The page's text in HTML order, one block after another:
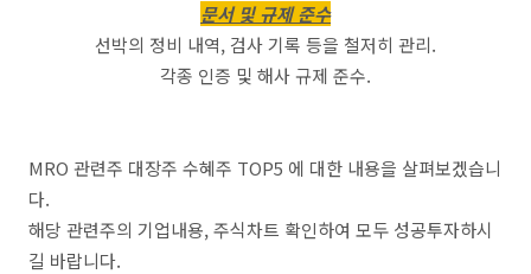
문서 및 규제 준수
선박의 정비 내역, 검사 기록 등을 철저히 관리.
각종 인증 및 해사 규제 준수.
MRO 관련주 대장주 수혜주 TOP5 에 대한 내용을 살펴보겠습니
다.
해당 관련주의 기업내용, 주식차트 확인하여 모두 성공투자하시
길 바랍니다.